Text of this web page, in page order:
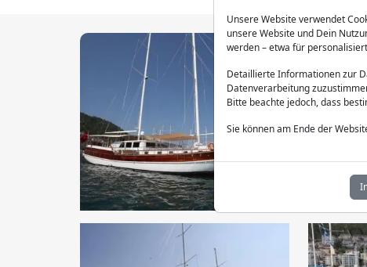
Unsere Website verwendet
unsere Website und Dein
werden – etwa für
Detaillierte Informationen zur
Datenverarbeitung
Bitte beachte jedoch, dass
Sie können am Ende der